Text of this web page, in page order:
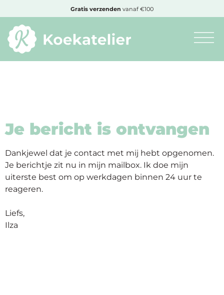
Minimum
Nieuwe
Producten
op
soort
Producten
Gratis verzenden vanaf €100
Je bericht is ontvangen
Dankjewel dat je contact met mij hebt opgenomen.
Je berichtje zit nu in mijn mailbox. Ik doe mijn
uiterste best om op werkdagen binnen 24 uur te
reageren.
Liefs,
Ilza